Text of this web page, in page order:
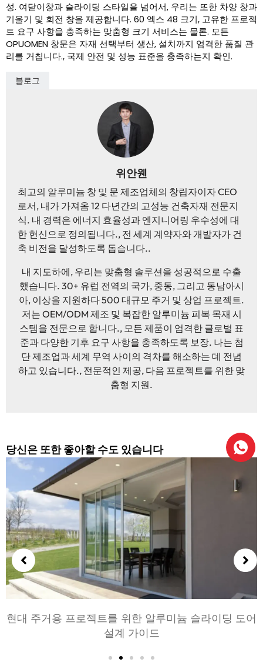
성. 여닫이창과 슬라이딩 스타일을 넘어서, 우리는 또한 차양 창과
기울기 및 회전 창을 제공합니다. 60 엑스 48 크기, 고유한 프로젝
트 요구 사항을 충족하는 맞춤형 크기 서비스는 물론. 모든
OPUOMEN 창문은 자재 선택부터 생산, 설치까지 엄격한 품질 관
리를 거칩니다., 국제 안전 및 성능 표준을 충족하는지 확인.
블로그
위안웬
최고의 알루미늄 창 및 문 제조업체의 창립자이자 CEO
로서, 내가 가져옴 12 다년간의 고성능 건축자재 전문지
식. 내 경력은 에너지 효율성과 엔지니어링 우수성에 대
한 헌신으로 정의됩니다., 전 세계 계약자와 개발자가 건
축 비전을 달성하도록 돕습니다..
내 지도하에, 우리는 맞춤형 솔루션을 성공적으로 수출
했습니다. 30+ 유럽 ​​전역의 국가, 중동, 그리고 동남아시
아, 이상을 지원하다 500 대규모 주거 및 상업 프로젝트.
저는 OEM/ODM 제조 및 복잡한 알루미늄 피복 목재 시
스템을 전문으로 합니다., 모든 제품이 엄격한 글로벌 표
준과 다양한 기후 요구 사항을 충족하도록 보장. 나는 첨
단 제조업과 세계 무역 사이의 격차를 해소하는 데 전념
하고 있습니다., 전문적인 제공, 다음 프로젝트를 위한 맞
춤형 지원.
당신은 또한 좋아할 수도 있습니다
침실과 거실을 위한 알루미늄 문 선택하기: 편안, 스타
일, 및 개인 정보 보호